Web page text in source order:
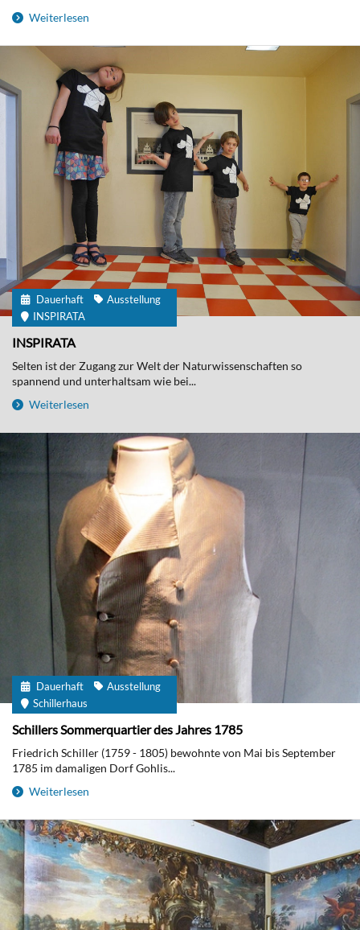
Weiterlesen
Dauerhaft
Ausstellung
INSPIRATA
INSPIRATA
Selten ist der Zugang zur Welt der Naturwissenschaften so
spannend und unterhaltsam wie bei...
Weiterlesen
Dauerhaft
Ausstellung
Schillerhaus
Schillers Sommerquartier des Jahres 1785
Friedrich Schiller (1759 - 1805) bewohnte von Mai bis September
1785 im damaligen Dorf Gohlis...
Weiterlesen